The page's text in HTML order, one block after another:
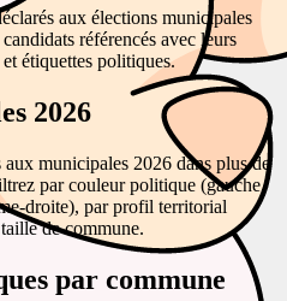
aux élections municipales
référencés avec leurs
étiquettes politiques.
2026
municipales 2026 dans plus de
par couleur politique (gauche,
droite), par profil territorial
de commune.
par commune